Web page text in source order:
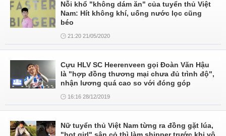
Nỗi khổ "không dám ăn" của tuyển thủ Việt
Nam: Hít không khí, uống nước lọc cũng
béo
21:20 21/05/2020
Cựu HLV SC Heerenveen gọi Đoàn Văn Hậu
là "hợp đồng thương mại chưa đủ trình độ",
nhận lương quá cao so với đóng góp
16:16 28/12/2019
Nữ tuyển thủ Việt Nam từng ra đồng gặt lúa,